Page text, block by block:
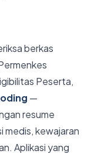
berkas
Peserta,
—
resume
medis, kewajaran
Aplikasi yang